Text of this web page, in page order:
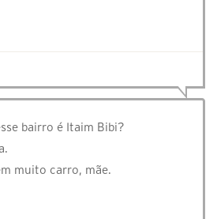
bairro é Itaim Bibi?
muito carro, mãe.